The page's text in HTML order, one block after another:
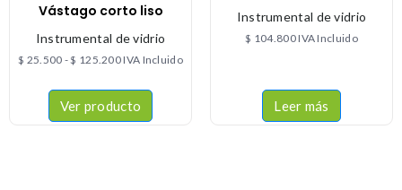
Vástago corto liso
Instrumental de vidrio
$ 25.500 -$ 125.200IVA Incluido
Ver producto
Instrumental de vidrio
$ 104.800IVA Incluido
Leer más